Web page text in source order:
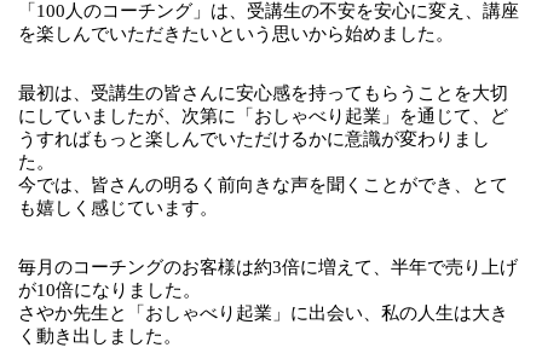
「100人のコーチング」は、受講生の不安を安心に変え、講座
を楽しんでいただきたいという思いから始めました。
最初は、受講生の皆さんに安心感を持ってもらうことを大切
にしていましたが、次第に「おしゃべり起業」を通じて、ど
うすればもっと楽しんでいただけるかに意識が変わりまし
た。
今では、皆さんの明るく前向きな声を聞くことができ、とて
も嬉しく感じています。
毎月のコーチングのお客様は約3倍に増えて、半年で売り上げ
が10倍になりました。
さやか先生と「おしゃべり起業」に出会い、私の人生は大き
く動き出しました。